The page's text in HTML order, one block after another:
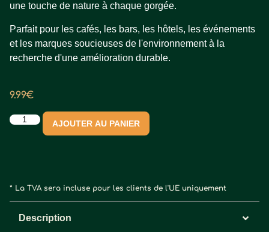
une touche de nature à chaque gorgée.
Parfait pour les cafés, les bars, les hôtels, les événements
et les marques soucieuses de l'environnement à la
recherche d'une amélioration durable.
9.99€
AJOUTER AU PANIER
* La TVA sera incluse pour les clients de l'UE uniquement
Description